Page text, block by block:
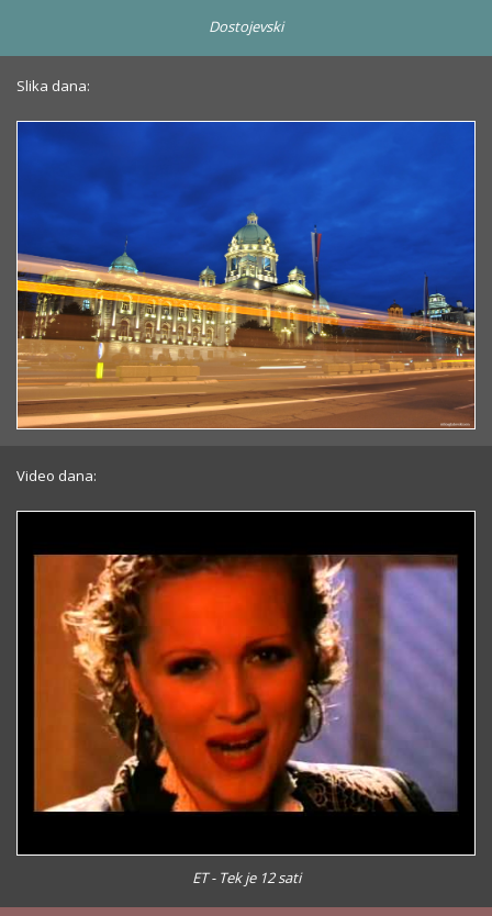
Dostojevski
Slika dana:
Video dana:
ET - Tek je 12 sati